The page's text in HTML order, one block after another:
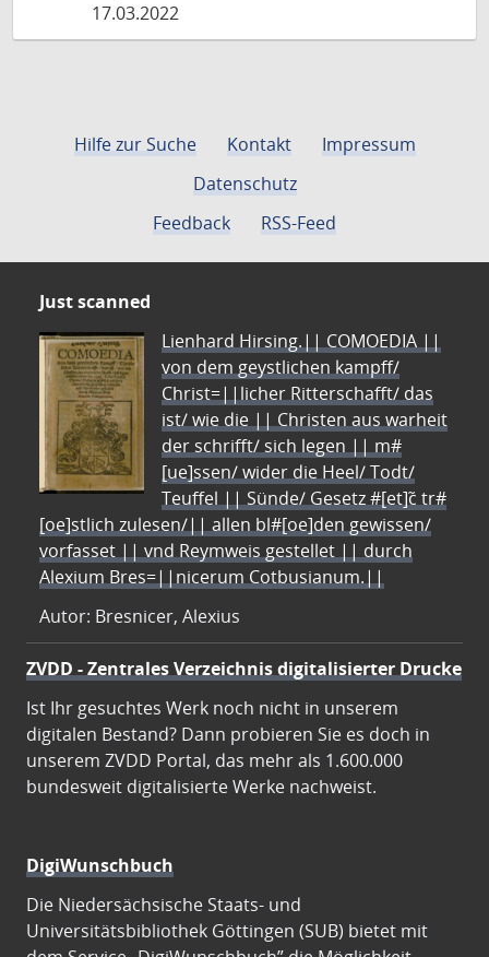
17.03.2022
Hilfe zur Suche Kontakt
Impressum
Datenschutz
Feedback
RSS-Feed
Just scanned
Lienhard Hirsing.|| COMOEDIA ||
von dem geystlichen kampff/
Christ=||licher Ritterschafft/ das
ist/ wie die || Christen aus warheit
der schrifft/ sich legen || m#
[ue]ssen/ wider die Heel/ Todt/
Teuffel || Sünde/ Gesetz #[et]c̃ tr#
[oe]stlich zulesen/|| allen bl#[oe]den gewissen/
vorfasset || vnd Reymweis gestellet || durch
Alexium Bres=||nicerum Cotbusianum.||
Autor: Bresnicer, Alexius
ZVDD - Zentrales Verzeichnis digitalisierter Drucke
Ist Ihr gesuchtes Werk noch nicht in unserem
digitalen Bestand? Dann probieren Sie es doch in
unserem ZVDD Portal, das mehr als 1.600.000
bundesweit digitalisierte Werke nachweist.
DigiWunschbuch
Die Niedersächsische Staats- und
Universitätsbibliothek Göttingen (SUB) bietet mit